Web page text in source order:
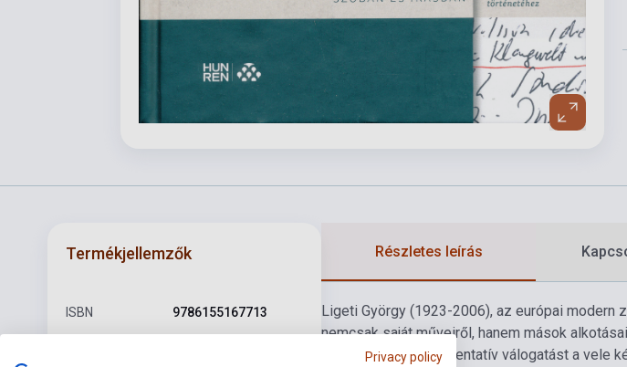
Termékjellemzők
ISBN 9786155167713
Részletes leírás
Ligeti György (1923-2006), az európai
nemcsak saját műveiről, hanem mások
elsőként nyújt reprezentatív válogatást a vele
Privacy policy